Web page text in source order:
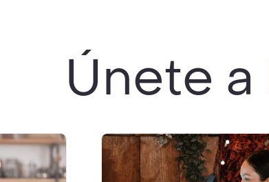
Únete a